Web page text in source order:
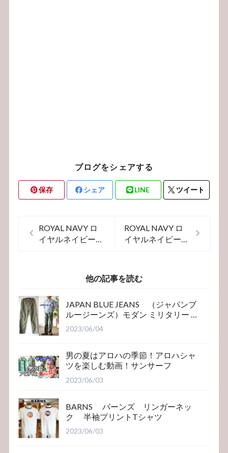
ブログをシェアする
保存 シェア LINE ツイート
ROYAL NAVY ロ
イヤルネイビー
ROYAL NAVY ロ
イヤルネイビー
他の記事を読む
JAPAN BLUE JEANS （ジャパンブ
ルージーンズ）モダン ミリタリー ベ
イカーパンツ
2023/06/04
男の夏はアロハの季節！アロハシャ
ツを楽しむ動画！サンサーフ
2023/06/03
BARNS バーンズ リンガーネッ
ク 半袖プリントTシャツ
2023/06/03